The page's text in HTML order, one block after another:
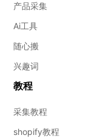
产品采集
Ai工具
随心搬
兴趣词
教程
采集教程
shopify教程